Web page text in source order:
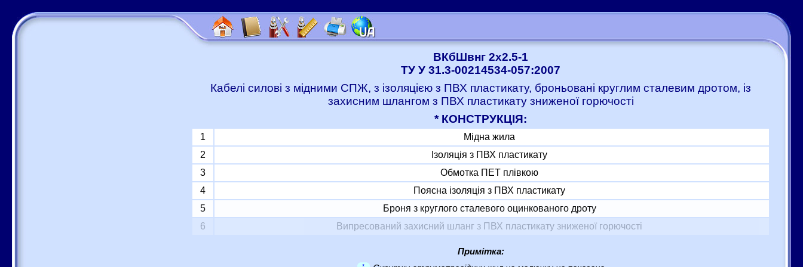
ВКбШвнг 2x2.5-1
ТУ У 31.3-00214534-057:2007
Кабелі силові з мідними СПЖ, з ізоляцією з ПВХ пластикату, броньовані круглим сталевим дротом, із
захисним шлангом з ПВХ пластикату зниженої горючості
* КОНСТРУКЦІЯ:
1
Мідна жила
2
Ізоляція з ПВХ пластикату
3
Обмотка ПЕТ плівкою
4
Поясна ізоляція з ПВХ пластикату
5
Броня з круглого сталевого оцинкованого дроту
6
Випресований захисний шланг з ПВХ пластикату зниженої горючості
Примітка: